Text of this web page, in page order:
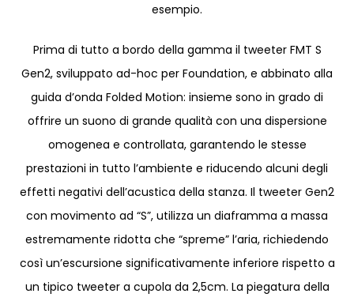
esempio.
Prima di tutto a bordo della gamma il tweeter FMT S
Gen2, sviluppato ad-hoc per Foundation, e abbinato alla
guida d’onda Folded Motion: insieme sono in grado di
offrire un suono di grande qualità con una dispersione
omogenea e controllata, garantendo le stesse
prestazioni in tutto l’ambiente e riducendo alcuni degli
effetti negativi dell’acustica della stanza. Il tweeter Gen2
con movimento ad “S”, utilizza un diaframma a massa
estremamente ridotta che “spreme” l’aria, richiedendo
così un’escursione significativamente inferiore rispetto a
un tipico tweeter a cupola da 2,5cm. La piegatura della